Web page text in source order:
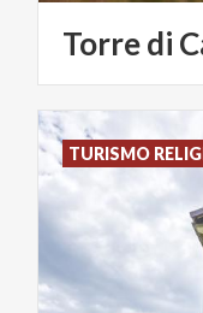
Torredi
TURISMO